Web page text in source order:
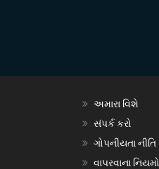
અમારા વિશે
સંપર્ક કરો
ગોપનીયતા નીતિ
વાપરવાના નિયમો